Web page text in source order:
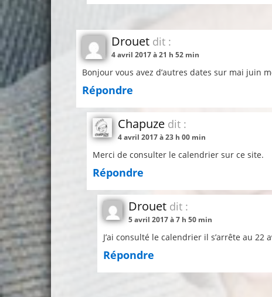
Drouet dit :
4 avril 2017 à 21 h 52 min
Bonjour vous avez d’autres dates sur mai juin
Répondre
Chapuze dit :
4 avril 2017 à 23 h 00 min
Merci de consulter le calendrier sur ce site.
Répondre
Drouet dit :
5 avril 2017 à 7 h 50 min
J’ai consulté le calendrier il s’arrête au 22
Répondre